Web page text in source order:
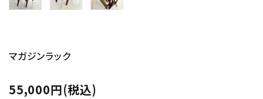
マガジンラック
55,000円(税込)